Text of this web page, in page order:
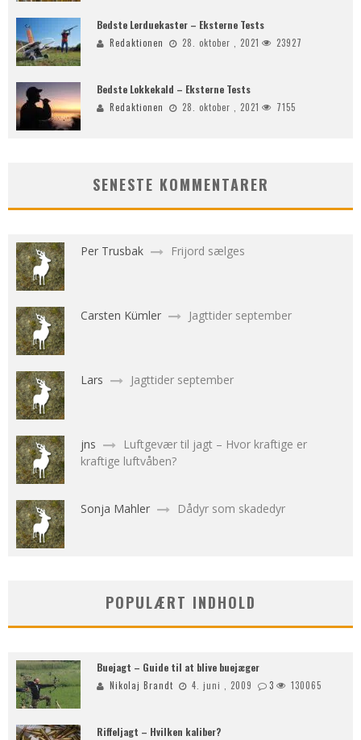
Bedste Lerduekaster – Eksterne Tests
Redaktionen 28. oktober , 2021 23927
Bedste Lokkekald – Eksterne Tests
Redaktionen 28. oktober , 2021 7155
SENESTE KOMMENTARER
Per Trusbak Frijord sælges
Carsten Kümler Jagttider september
Lars Jagttider september
jns
Luftgevær til jagt – Hvor kraftige er
kraftige luftvåben?
Sonja Mahler Dådyr som skadedyr
POPULÆRT INDHOLD
Buejagt – Guide til at blive buejæger
Nikolaj Brandt 4. juni , 2009 3 130065
Riffeljagt – Hvilken kaliber?